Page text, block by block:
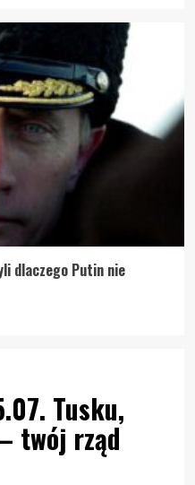
dlaczego Putin nie
Tusku,
twój rząd